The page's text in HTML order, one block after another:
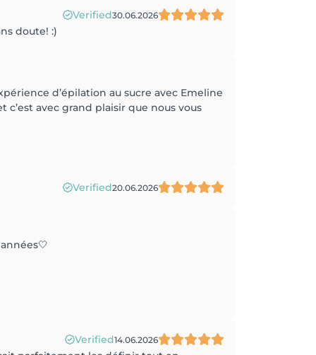
Verified30.06.2026
doute! :)
d’épilation au sucre avec Emeline
avec grand plaisir que nous vous
Verified20.06.2026
Verified14.06.2026